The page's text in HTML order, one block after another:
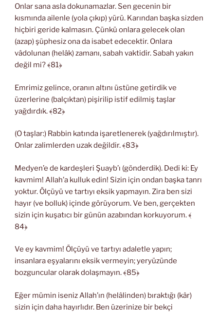
Onlar sana asla dokunamazlar. Sen gecenin bir
kısmında ailenle (yola çıkıp) yürü. Karından başka sizden
hiçbiri geride kalmasın. Çünkü onlara gelecek olan
(azap) şüphesiz ona da isabet edecektir. Onlara
vâdolunan (helâk) zamanı, sabah vaktidir. Sabah yakın
değil mi? ﴾81﴿
Emrimiz gelince, oranın altını üstüne getirdik ve
üzerlerine (balçıktan) pişirilip istif edilmiş taşlar
yağdırdık. ﴾82﴿
(O taşlar:) Rabbin katında işaretlenerek (yağdırılmıştır).
Onlar zalimlerden uzak değildir. ﴾83﴿
Medyen’e de kardeşleri Şuayb’ı (gönderdik). Dedi ki: Ey
kavmim! Allah’a kulluk edin! Sizin için ondan başka tanrı
yoktur. Ölçüyü ve tartıyı eksik yapmayın. Zira ben sizi
hayır (ve bolluk) içinde görüyorum. Ve ben, gerçekten
sizin için kuşatıcı bir günün azabından korkuyorum. ﴾
84﴿
Ve ey kavmim! Ölçüyü ve tartıyı adaletle yapın;
insanlara eşyalarını eksik vermeyin; yeryüzünde
bozguncular olarak dolaşmayın. ﴾85﴿
Eğer mümin iseniz Allah’ın (helâlinden) bıraktığı (kâr)
sizin için daha hayırlıdır. Ben üzerinize bir bekçi